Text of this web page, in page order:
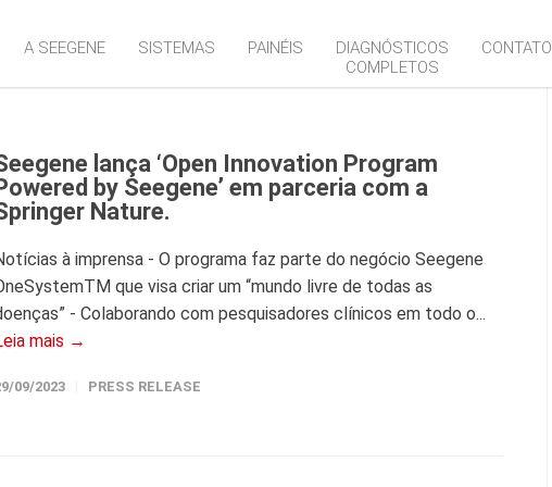
A SEEGENE SISTEMAS PAINÉIS
DIAGNÓSTICOS
COMPLETOS
CONTATO
lança ‘Open Innovation Program
by Seegene’ em parceria com a
Nature.
à imprensa - O programa faz parte do negócio Seegene
que visa criar um “mundo livre de todas as
- Colaborando com pesquisadores clínicos em todo o...
mais →
09/2023 PRESS RELEASE